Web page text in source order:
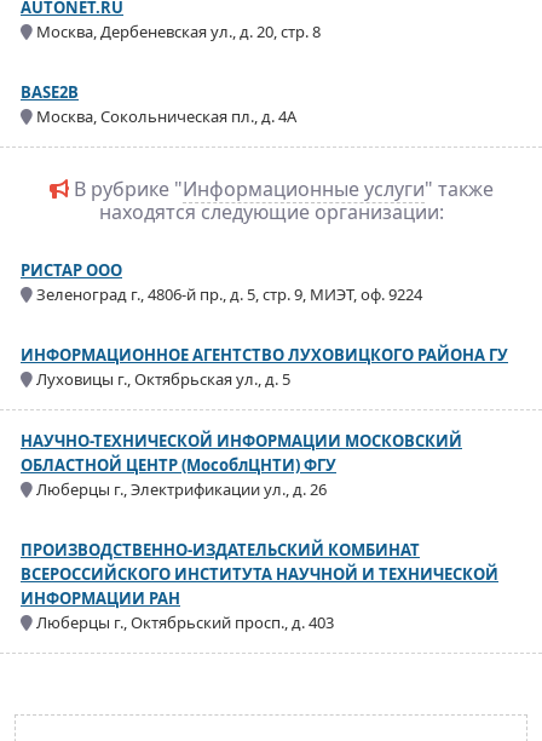
AUTONET.RU
Москва, Дербеневская ул., д. 20, стр. 8
BASE2B
Москва, Сокольническая пл., д. 4А
В рубрике "Информационные услуги" также
находятся следующие организации:
РИСТАР ООО
Зеленоград г., 4806-й пр., д. 5, стр. 9, МИЭТ, оф. 9224
ИНФОРМАЦИОННОЕ АГЕНТСТВО ЛУХОВИЦКОГО РАЙОНА ГУ
Луховицы г., Октябрьская ул., д. 5
НАУЧНО-ТЕХНИЧЕСКОЙ ИНФОРМАЦИИ МОСКОВСКИЙ
ОБЛАСТНОЙ ЦЕНТР (МособлЦНТИ) ФГУ
Люберцы г., Электрификации ул., д. 26
ПРОИЗВОДСТВЕННО-ИЗДАТЕЛЬСКИЙ КОМБИНАТ
ВСЕРОССИЙСКОГО ИНСТИТУТА НАУЧНОЙ И ТЕХНИЧЕСКОЙ
ИНФОРМАЦИИ РАН
Люберцы г., Октябрьский просп., д. 403